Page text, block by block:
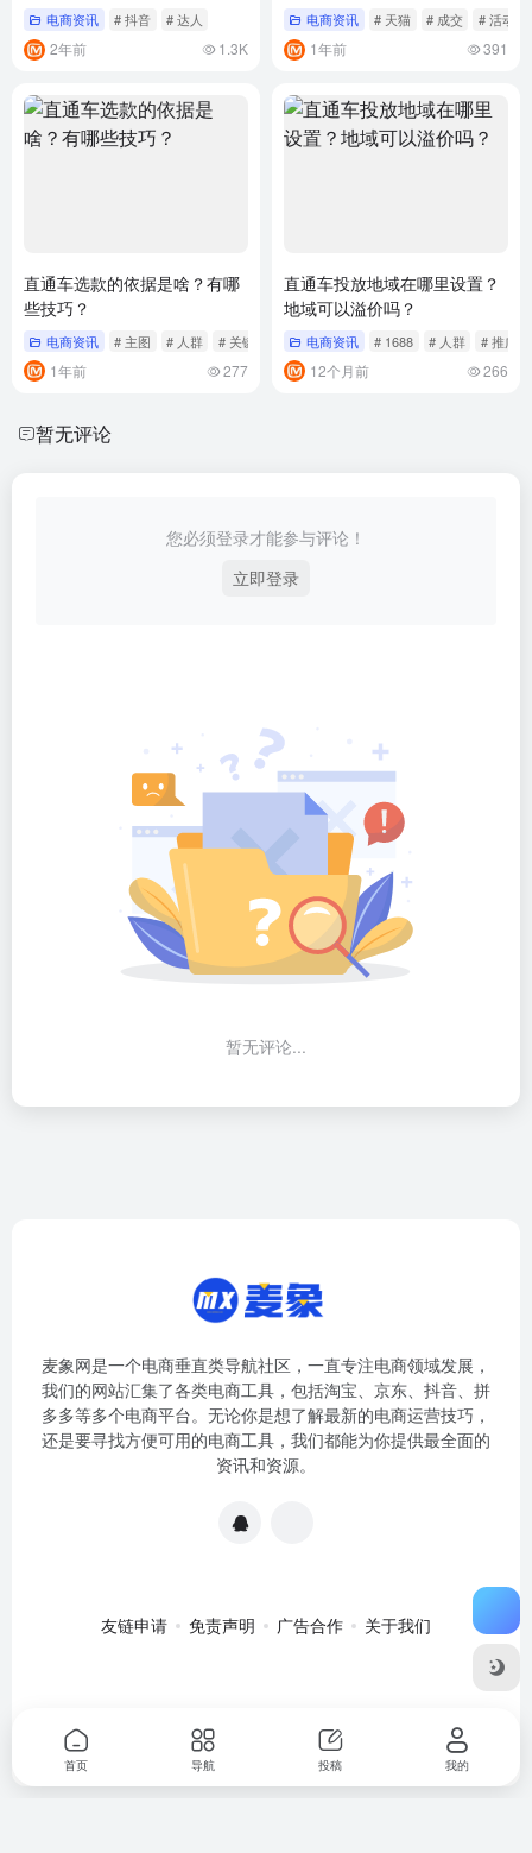
电商资讯 # 抖音 # 达人
2年前 1.3K
电商资讯 # 天猫 # 成交 # 活动
1年前 391
直通车选款的依据是啥？有哪
些技巧？
电商资讯 # 主图 # 人群 # 关键词
1年前 277
直通车投放地域在哪里设置？
地域可以溢价吗？
电商资讯 # 1688 # 人群 # 推广
12个月前 266
暂无评论
您必须登录才能参与评论！
立即登录
暂无评论...
麦象网是一个电商垂直类导航社区，一直专注电商领域发展，
我们的网站汇集了各类电商工具，包括淘宝、京东、抖音、拼
多多等多个电商平台。无论你是想了解最新的电商运营技巧，
还是要寻找方便可用的电商工具，我们都能为你提供最全面的
资讯和资源。
友链申请 免责声明 广告合作 关于我们
2020057301号-1
首页 导航 投稿 我的